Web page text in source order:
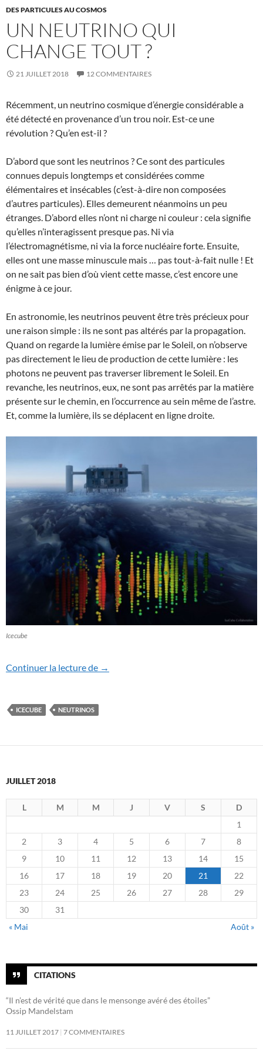
DES PARTICULES AU COSMOS
UN NEUTRINO QUI
CHANGE TOUT ?
21 JUILLET 2018 12 COMMENTAIRES
Récemment, un neutrino cosmique d’énergie considérable a
été détecté en provenance d’un trou noir. Est-ce une
révolution ? Qu’en est-il ?
D’abord que sont les neutrinos ? Ce sont des particules
connues depuis longtemps et considérées comme
élémentaires et insécables (c’est-à-dire non composées
d’autres particules). Elles demeurent néanmoins un peu
étranges. D’abord elles n’ont ni charge ni couleur : cela signifie
qu’elles n’interagissent presque pas. Ni via
l’électromagnétisme, ni via la force nucléaire forte. Ensuite,
elles ont une masse minuscule mais … pas tout-à-fait nulle ! Et
on ne sait pas bien d’où vient cette masse, c’est encore une
énigme à ce jour.
En astronomie, les neutrinos peuvent être très précieux pour
une raison simple : ils ne sont pas altérés par la propagation.
Quand on regarde la lumière émise par le Soleil, on n’observe
pas directement le lieu de production de cette lumière : les
photons ne peuvent pas traverser librement le Soleil. En
revanche, les neutrinos, eux, ne sont pas arrêtés par la matière
présente sur le chemin, en l’occurrence au sein même de l’astre.
Et, comme la lumière, ils se déplacent en ligne droite.
Icecube
Continuer la lecture de Un neutrino qui change tout ?
→
ICECUBE NEUTRINOS
JUILLET 2018
L M M J V S
D
1
2
3 4 5 6 7
8
9
10 11 12 13 14
15
16
17 18 19 20 21
22
23
24 25 26 27 28
29
30
31
« Mai
Août »
CITATIONS
“Il n’est de vérité que dans le mensonge avéré des étoiles”
Ossip Mandelstam
11 JUILLET 2017 7 COMMENTAIRES